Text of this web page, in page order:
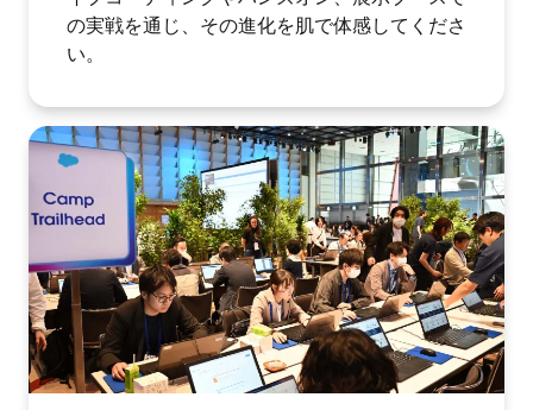
の実戦を通じ、その進化を肌で体感してくださ
い。